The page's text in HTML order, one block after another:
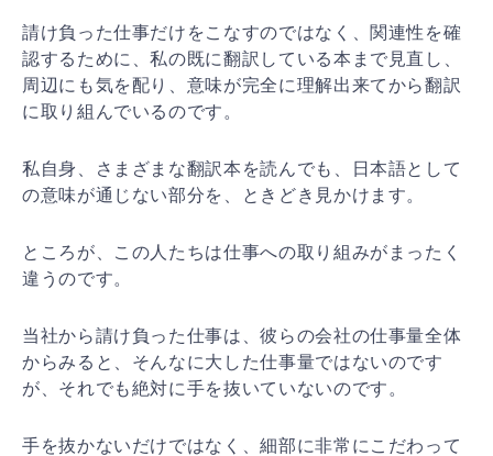
請け負った仕事だけをこなすのではなく、関連性を確
認するために、私の既に翻訳している本まで見直し、
周辺にも気を配り、意味が完全に理解出来てから翻訳
に取り組んでいるのです。
私自身、さまざまな翻訳本を読んでも、日本語として
の意味が通じない部分を、ときどき見かけます。
ところが、この人たちは仕事への取り組みがまったく
違うのです。
当社から請け負った仕事は、彼らの会社の仕事量全体
からみると、そんなに大した仕事量ではないのです
が、それでも絶対に手を抜いていないのです。
手を抜かないだけではなく、細部に非常にこだわって